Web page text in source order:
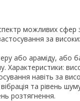
можливих сфер
за
або араміду, або
Характеристики:
навіть за
та рівень
розтягнення.